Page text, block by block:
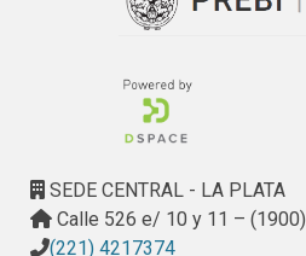
SEDE CENTRAL - LA PLATA
Calle 526 e/ 10 y 11 – (1900)
(221) 4217374